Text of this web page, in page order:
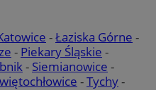
-Łaziska Górne -
- Piekary Śląskie -
- Siemianowice -
-Tychy-